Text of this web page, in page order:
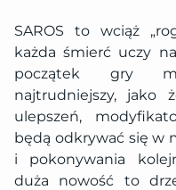
SAROS to wciąż
każda śmierć uczy
początek gry
najtrudniejszy, jako
ulepszeń,
będą odkrywać się w
i pokonywania
duża nowość to